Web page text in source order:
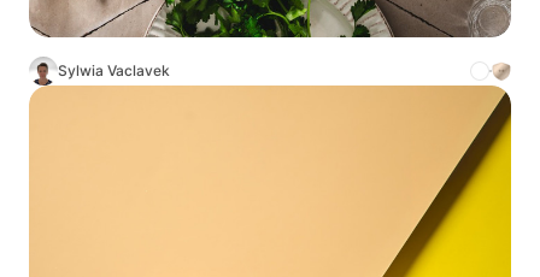
Sylwia Vaclavek